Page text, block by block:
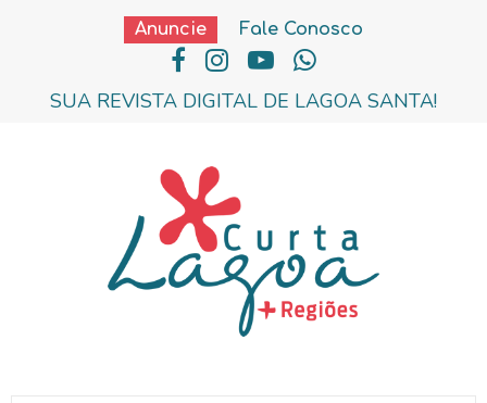
Anuncie Fale Conosco
SUA REVISTA DIGITAL DE LAGOA SANTA!